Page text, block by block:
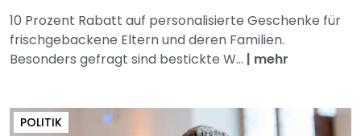
10 Prozent Rabatt auf personalisierte Geschenke für
frischgebackene Eltern und deren Familien.
Besonders gefragt sind bestickte W... | mehr
POLITIK